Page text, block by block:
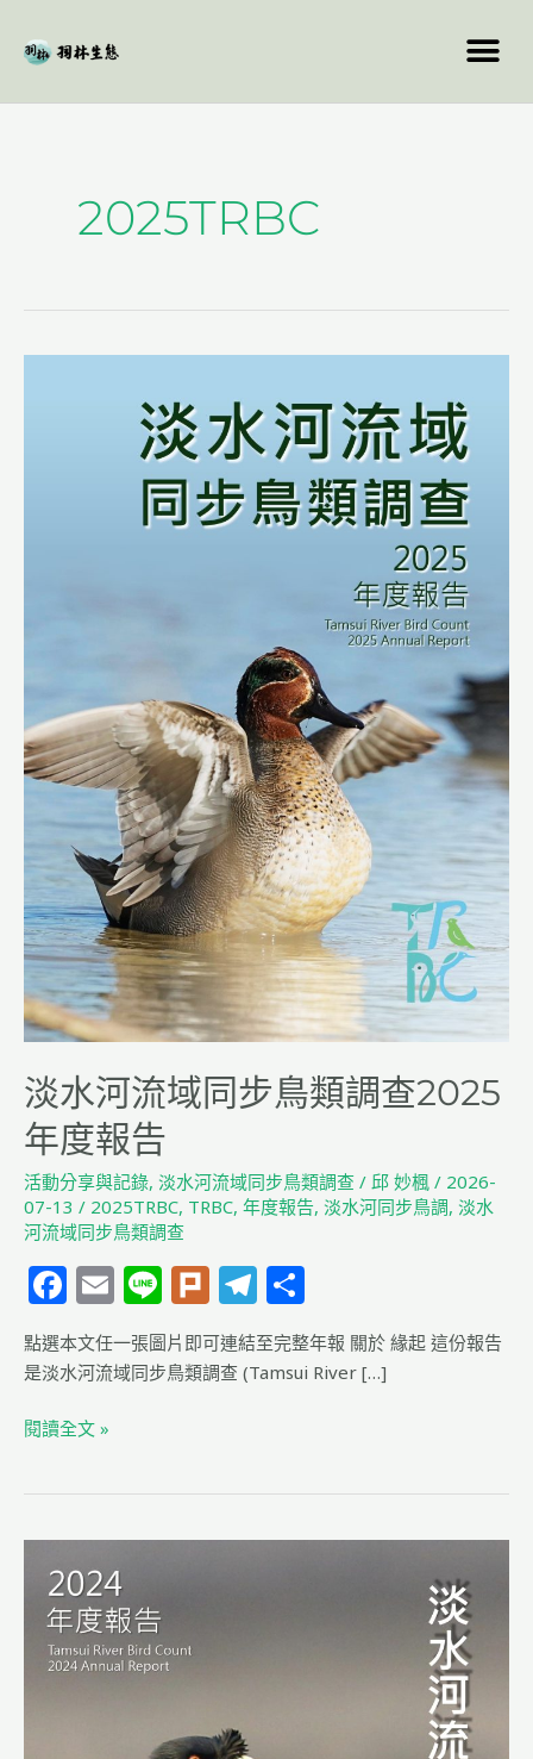
要
2025TRBC
淡水河流域同步鳥類調查2025
年度報告
活動分享與記錄, 淡水河流域同步鳥類調查 / 邱 妙楓 / 2026-
07-13 / 2025TRBC, TRBC, 年度報告, 淡水河同步鳥調, 淡水
河流域同步鳥類調查
F
a
c
e
b
o
k
E
m
ai
l
Li
n
e
Pl
u
rk
T
el
e
享
點選本文任一張圖片即可連結至完整年報 關於 緣起 這份報告
是淡水河流域同步鳥類調查 (Tamsui River […]
年
度
報
閱讀全文 »